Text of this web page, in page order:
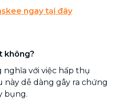
ngay tại đây
không?
nghĩa với việc hấp thụ
dễ dàng gây ra chứng
bụng.